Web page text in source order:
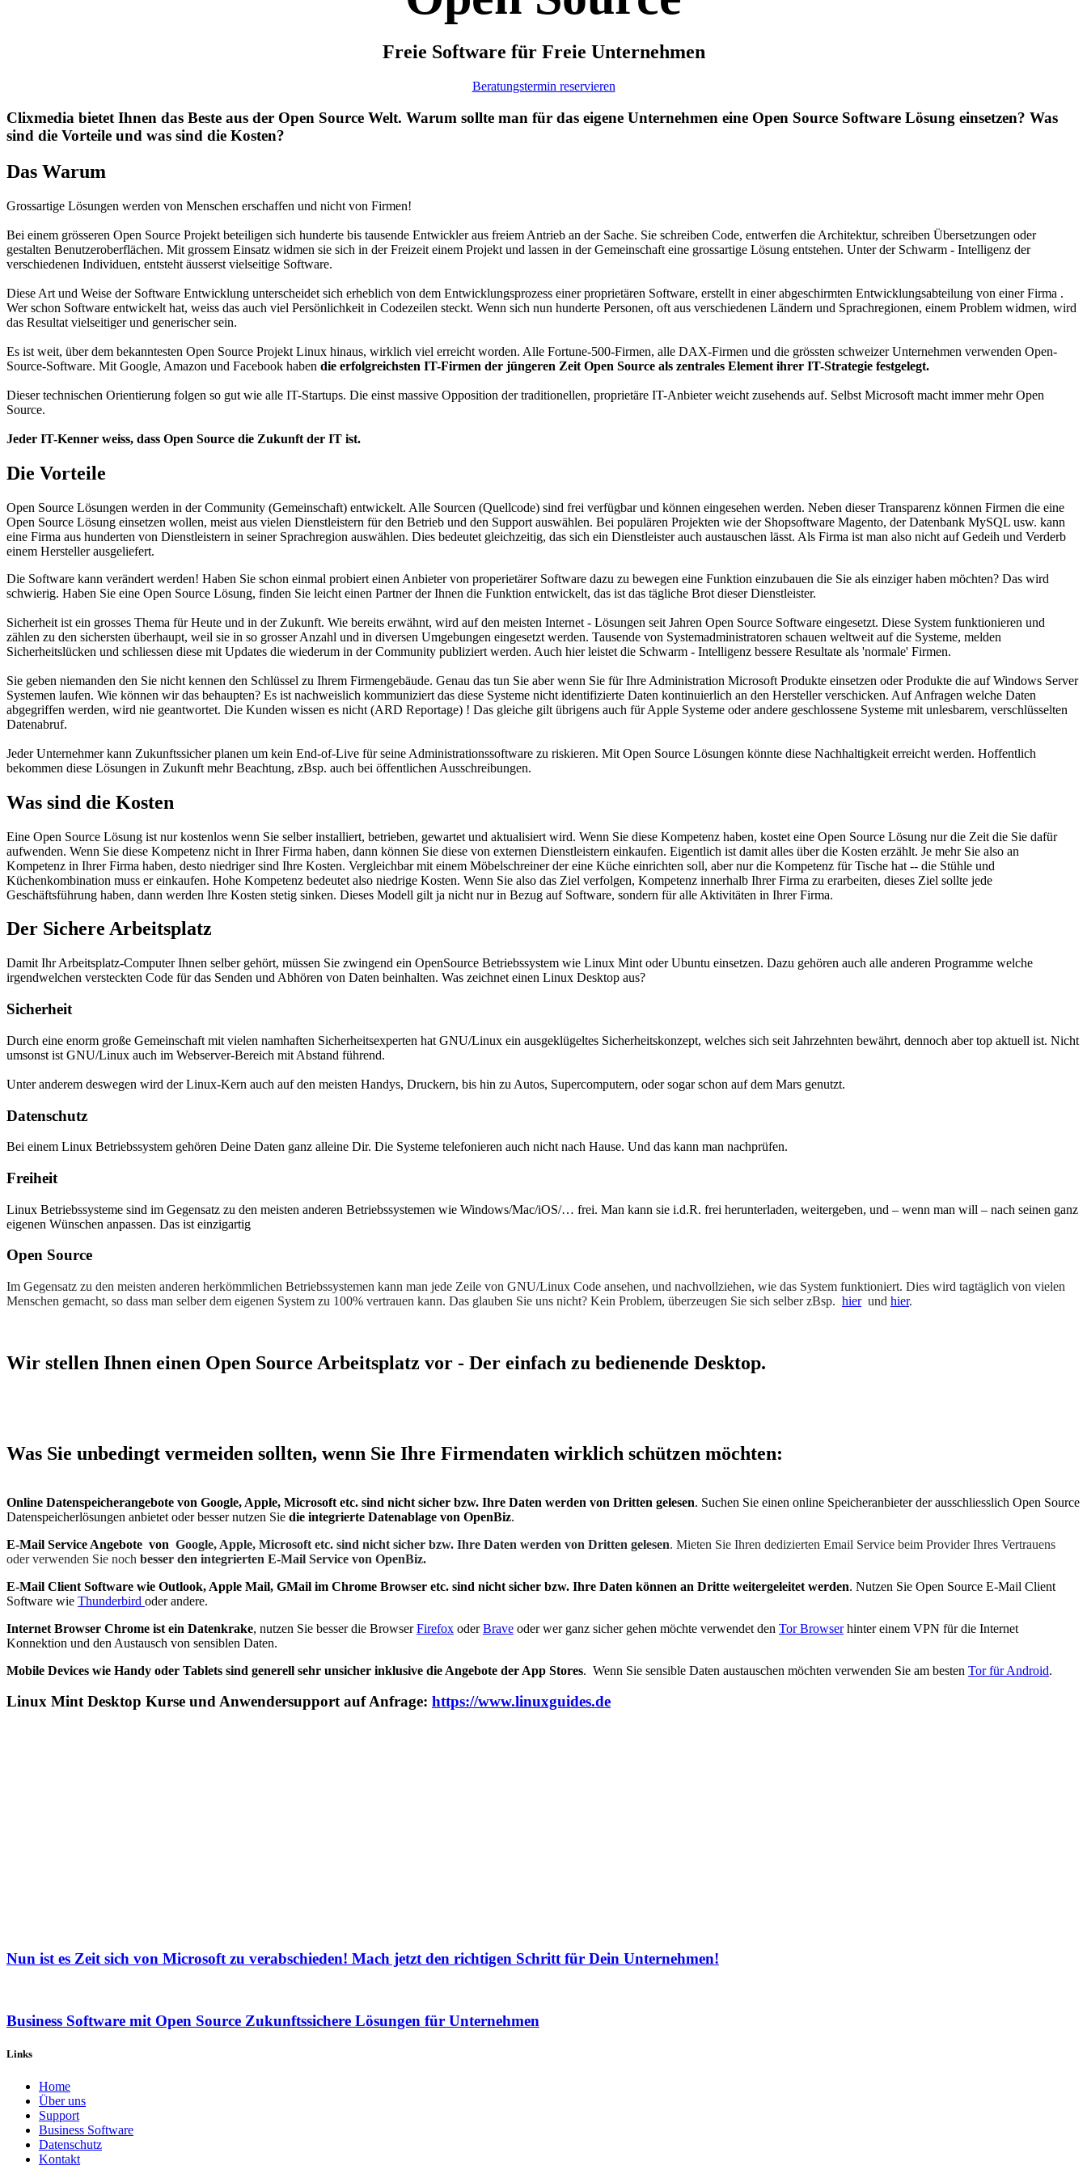
Freie Software für Freie Unternehmen
Beratungstermin reservieren
Clixmedia bietet Ihnen das Beste aus der Open Source Welt. Warum sollte man für das eigene Unternehmen eine Open Source Software Lösung einsetzen? Was
sind die Vorteile und was sind die Kosten?
​ Das Warum
Grossartige Lösungen werden von Menschen erschaffen und nicht von Firmen!
Bei einem grösseren Open Source Projekt beteiligen sich hunderte bis tausende Entwickler aus freiem Antrieb an der Sache. Sie schreiben Code, entwerfen die Architektur, schreiben Übersetzungen oder
gestalten Benutzeroberflächen. Mit grossem Einsatz widmen sie sich in der Freizeit einem Projekt und lassen in der Gemeinschaft eine grossartige Lösung entstehen. Unter der Schwarm - Intelligenz der
verschiedenen Individuen, entsteht äusserst vielseitige Software.
Diese Art und Weise der Software Entwicklung unterscheidet sich erheblich von dem Entwicklungsprozess einer proprietären Software, erstellt in einer abgeschirmten Entwicklungsabteilung von einer Firma .
Wer schon Software entwickelt hat, weiss das auch viel Persönlichkeit in Codezeilen steckt. Wenn sich nun hunderte Personen, oft aus verschiedenen Ländern und Sprachregionen, einem Problem widmen, wird
das Resultat vielseitiger und generischer sein.
Es ist weit, über dem bekanntesten Open Source Projekt Linux hinaus, wirklich viel erreicht worden. Alle Fortune-500-Firmen, alle DAX-Firmen und die grössten schweizer Unternehmen verwenden Open-
Source-Software. Mit Google, Amazon und Facebook haben die erfolgreichsten IT-Firmen der jüngeren Zeit Open Source als zentrales Element ihrer IT-Strategie festgelegt.
Dieser technischen Orientierung folgen so gut wie alle IT-Startups. Die einst massive Opposition der traditionellen, proprietäre IT-Anbieter weicht zusehends auf. Selbst Microsoft macht immer mehr Open
Source.
Jeder IT-Kenner weiss, dass Open Source die Zukunft der IT ist.
Die Vorteile
Open Source Lösungen werden in der Community (Gemeinschaft) entwickelt. Alle Sourcen (Quellcode) sind frei verfügbar und können eingesehen werden. Neben dieser Transparenz können Firmen die eine
Open Source Lösung einsetzen wollen, meist aus vielen Dienstleistern für den Betrieb und den Support auswählen. Bei populären Projekten wie der Shopsoftware Magento, der Datenbank MySQL usw. kann
eine Firma aus hunderten von Dienstleistern in seiner Sprachregion auswählen. Dies bedeutet gleichzeitig, das sich ein Dienstleister auch austauschen lässt. Als Firma ist man also nicht auf Gedeih und Verderb
einem Hersteller ausgeliefert.
​Die Software kann verändert werden! Haben Sie schon einmal probiert einen Anbieter von properietärer Software dazu zu bewegen eine Funktion einzubauen die Sie als einziger haben möchten? Das wird
schwierig. Haben Sie eine Open Source Lösung, finden Sie leicht einen Partner der Ihnen die Funktion entwickelt, das ist das tägliche Brot dieser Dienstleister.
Sicherheit ist ein grosses Thema für Heute und in der Zukunft. Wie bereits erwähnt, wird auf den meisten Internet - Lösungen seit Jahren Open Source Software eingesetzt. Diese System funktionieren und
zählen zu den sichersten überhaupt, weil sie in so grosser Anzahl und in diversen Umgebungen eingesetzt werden. Tausende von Systemadministratoren schauen weltweit auf die Systeme, melden
Sicherheitslücken und schliessen diese mit Updates die wiederum in der Community publiziert werden. Auch hier leistet die Schwarm - Intelligenz bessere Resultate als 'normale' Firmen.
Sie geben niemanden den Sie nicht kennen den Schlüssel zu Ihrem Firmengebäude. Genau das tun Sie aber wenn Sie für Ihre Administration Microsoft Produkte einsetzen oder Produkte die auf Windows Server
Systemen laufen. Wie können wir das behaupten? Es ist nachweislich kommuniziert das diese Systeme nicht identifizierte Daten kontinuierlich an den Hersteller verschicken. Auf Anfragen welche Daten
abgegriffen werden, wird nie geantwortet. Die Kunden wissen es nicht (ARD Reportage) ! Das gleiche gilt übrigens auch für Apple Systeme oder andere geschlossene Systeme mit unlesbarem, verschlüsselten
Datenabruf.
Jeder Unternehmer kann Zukunftssicher planen um kein End-of-Live für seine Administrationssoftware zu riskieren. Mit Open Source Lösungen könnte diese Nachhaltigkeit erreicht werden. Hoffentlich
bekommen diese Lösungen in Zukunft mehr Beachtung, zBsp. auch bei öffentlichen Ausschreibungen.
Was sind die Kosten
Eine Open Source Lösung ist nur kostenlos wenn Sie selber installiert, betrieben, gewartet und aktualisiert wird. Wenn Sie diese Kompetenz haben, kostet eine Open Source Lösung nur die Zeit die Sie dafür
aufwenden. Wenn Sie diese Kompetenz nicht in Ihrer Firma haben, dann können Sie diese von externen Dienstleistern einkaufen. Eigentlich ist damit alles über die Kosten erzählt. Je mehr Sie also an
Kompetenz in Ihrer Firma haben, desto niedriger sind Ihre Kosten. Vergleichbar mit einem Möbelschreiner der eine Küche einrichten soll, aber nur die Kompetenz für Tische hat -- die Stühle und
Küchenkombination muss er einkaufen. Hohe Kompetenz bedeutet also niedrige Kosten. Wenn Sie also das Ziel verfolgen, Kompetenz innerhalb Ihrer Firma zu erarbeiten, dieses Ziel sollte jede
Geschäftsführung haben, dann werden Ihre Kosten stetig sinken. Dieses Modell gilt ja nicht nur in Bezug auf Software, sondern für alle Aktivitäten in Ihrer Firma.
Der Sichere Arbeitsplatz
Damit Ihr Arbeitsplatz-Computer Ihnen selber gehört, müssen Sie zwingend ein OpenSource Betriebssystem wie Linux Mint oder Ubuntu einsetzen. Dazu gehören auch alle anderen Programme welche
irgendwelchen versteckten Code für das Senden und Abhören von Daten beinhalten. Was zeichnet einen Linux Desktop aus?
Sicherheit
Durch eine enorm große Gemeinschaft mit vielen namhaften Sicherheitsexperten hat GNU/Linux ein ausgeklügeltes Sicherheitskonzept, welches sich seit Jahrzehnten bewährt, dennoch aber top aktuell ist. Nicht
umsonst ist GNU/Linux auch im Webserver-Bereich mit Abstand führend.
Unter anderem deswegen wird der Linux-Kern auch auf den meisten Handys, Druckern, bis hin zu Autos, Supercomputern, oder sogar schon auf dem Mars genutzt.
Datenschutz
Bei einem Linux Betriebssystem gehören Deine Daten ganz alleine Dir. Die Systeme telefonieren auch nicht nach Hause. Und das kann man nachprüfen.
Freiheit
Linux Betriebssysteme sind im Gegensatz zu den meisten anderen Betriebssystemen wie Windows/Mac/iOS/… frei. Man kann sie i.d.R. frei herunterladen, weitergeben, und – wenn man will – nach seinen ganz
eigenen Wünschen anpassen. Das ist einzigartig
Open Source
Im Gegensatz zu den meisten anderen herkömmlichen Betriebssystemen kann man jede Zeile von GNU/Linux Code ansehen, und nachvollziehen, wie das System funktioniert. Dies wird tagtäglich von vielen
Menschen gemacht, so dass man selber dem eigenen System zu 100% vertrauen kann. Das glauben Sie uns nicht? Kein Problem, überzeugen Sie sich selber zBsp. hier und hier.
Wir stellen Ihnen einen Open Source Arbeitsplatz vor - Der einfach zu bedienende Desktop.
Was Sie unbedingt vermeiden sollten, wenn Sie Ihre Firmendaten wirklich schützen möchten:
Online Datenspeicherangebote von Google, Apple, Microsoft etc. sind nicht sicher bzw. Ihre Daten werden von Dritten gelesen. Suchen Sie einen online Speicheranbieter der ausschliesslich Open Source
Datenspeicherlösungen anbietet oder besser nutzen Sie die integrierte Datenablage von OpenBiz.
E-Mail Service Angebote von Google, Apple, Microsoft etc. sind nicht sicher bzw. Ihre Daten werden von Dritten gelesen. Mieten Sie Ihren dedizierten Email Service beim Provider Ihres Vertrauens
oder verwenden Sie noch besser den integrierten E-Mail Service von OpenBiz.
E-Mail Client Software wie Outlook, Apple Mail, GMail im Chrome Browser etc. sind nicht sicher bzw. Ihre Daten können an Dritte weitergeleitet werden. Nutzen Sie Open Source E-Mail Client
Software wie Thunderbird oder andere.
Internet Browser Chrome ist ein Datenkrake, nutzen Sie besser die BrowserFirefox oderBrave oder wer ganz sicher gehen möchte verwendet den Tor Browserhinter einem VPN für die Internet
Konnektion und den Austausch von sensiblen Daten.
Mobile Devices wie Handy oder Tablets sind generell sehr unsicher inklusive die Angebote der App Stores. Wenn Sie sensible Daten austauschen möchten verwenden Sie am besten Tor für Android.
Linux Mint Desktop Kurse und Anwendersupport auf Anfrage: https://www.linuxguides.de
Nun ist es Zeit sich von Microsoft zu verabschieden! Mach jetzt den richtigen Schritt für Dein Unternehmen!
Business Software mit Open Source Zukunftssichere Lösungen für Unternehmen
Links
Home
Über uns
Sup​port
Business Software
Datenschutz
Kontakt